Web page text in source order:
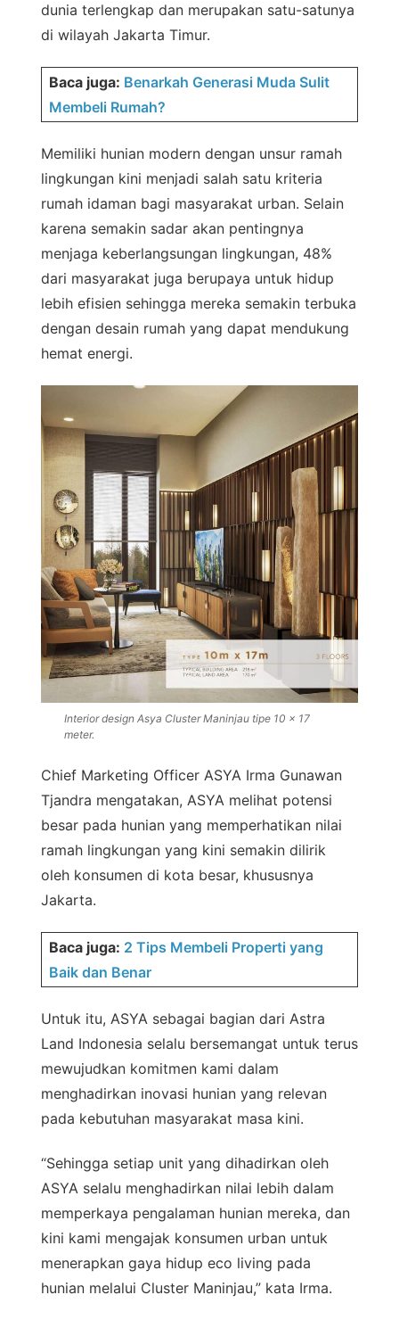
dunia terlengkap dan merupakan satu-satunya
di wilayah Jakarta Timur.
Baca juga: Benarkah Generasi Muda Sulit
Membeli Rumah?
Memiliki hunian modern dengan unsur ramah
lingkungan kini menjadi salah satu kriteria
rumah idaman bagi masyarakat urban. Selain
karena semakin sadar akan pentingnya
menjaga keberlangsungan lingkungan, 48%
dari masyarakat juga berupaya untuk hidup
lebih efisien sehingga mereka semakin terbuka
dengan desain rumah yang dapat mendukung
hemat energi.
Interior design Asya Cluster Maninjau tipe 10 x 17
meter.
Chief Marketing Officer ASYA Irma Gunawan
Tjandra mengatakan, ASYA melihat potensi
besar pada hunian yang memperhatikan nilai
ramah lingkungan yang kini semakin dilirik
oleh konsumen di kota besar, khususnya
Jakarta.
Baca juga: 2 Tips Membeli Properti yang
Baik dan Benar
Untuk itu, ASYA sebagai bagian dari Astra
Land Indonesia selalu bersemangat untuk terus
mewujudkan komitmen kami dalam
menghadirkan inovasi hunian yang relevan
pada kebutuhan masyarakat masa kini.
“Sehingga setiap unit yang dihadirkan oleh
ASYA selalu menghadirkan nilai lebih dalam
memperkaya pengalaman hunian mereka, dan
kini kami mengajak konsumen urban untuk
menerapkan gaya hidup eco living pada
hunian melalui Cluster Maninjau,” kata Irma.